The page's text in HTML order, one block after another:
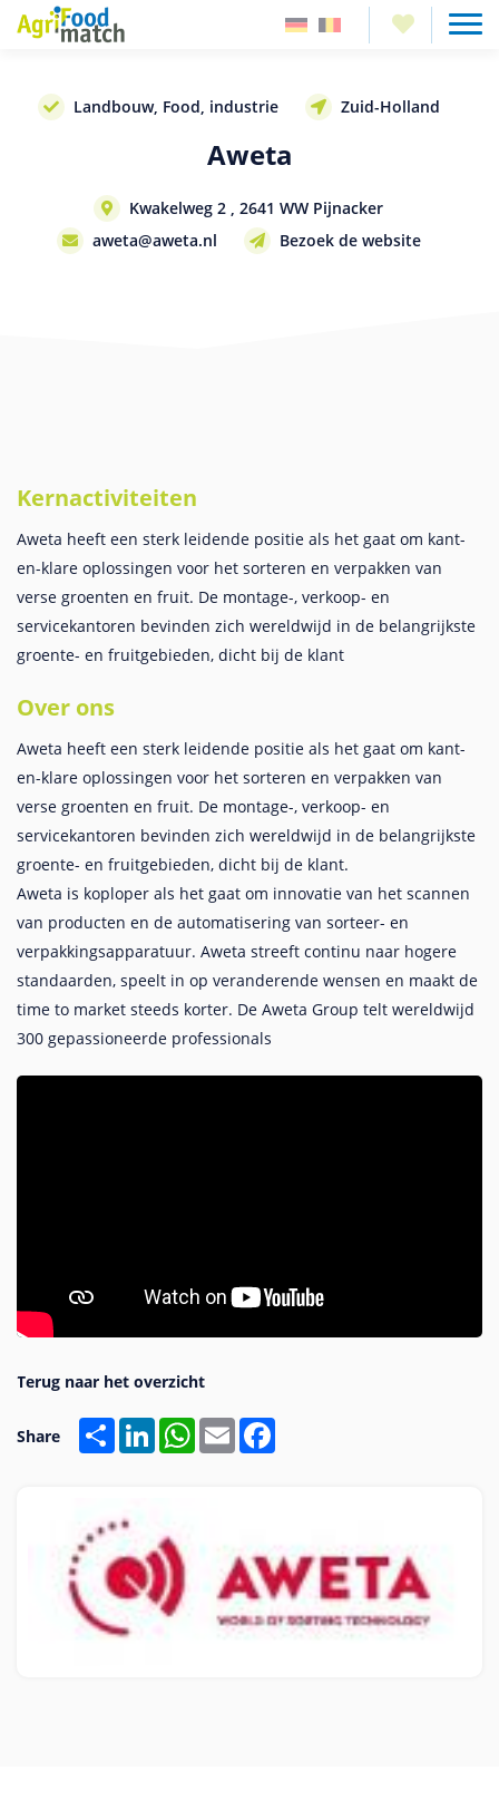
Landbouw, Food, industrie Zuid-Holland
Aweta
Kwakelweg 2 , 2641 WW Pijnacker
aweta@aweta.nl
Bezoek de website
Kernactiviteiten
Aweta heeft een sterk leidende positie als het gaat om kant-
en-klare oplossingen voor het sorteren en verpakken van
verse groenten en fruit. De montage-, verkoop- en
servicekantoren bevinden zich wereldwijd in de belangrijkste
groente- en fruitgebieden, dicht bij de klant
Over ons
Aweta heeft een sterk leidende positie als het gaat om kant-
en-klare oplossingen voor het sorteren en verpakken van
verse groenten en fruit. De montage-, verkoop- en
servicekantoren bevinden zich wereldwijd in de belangrijkste
groente- en fruitgebieden, dicht bij de klant.
Aweta is koploper als het gaat om innovatie van het scannen
van producten en de automatisering van sorteer- en
verpakkingsapparatuur. Aweta streeft continu naar hogere
standaarden, speelt in op veranderende wensen en maakt de
time to market steeds korter. De Aweta Group telt wereldwijd
300 gepassioneerde professionals
Share Share LinkedInWhatsApp
Email